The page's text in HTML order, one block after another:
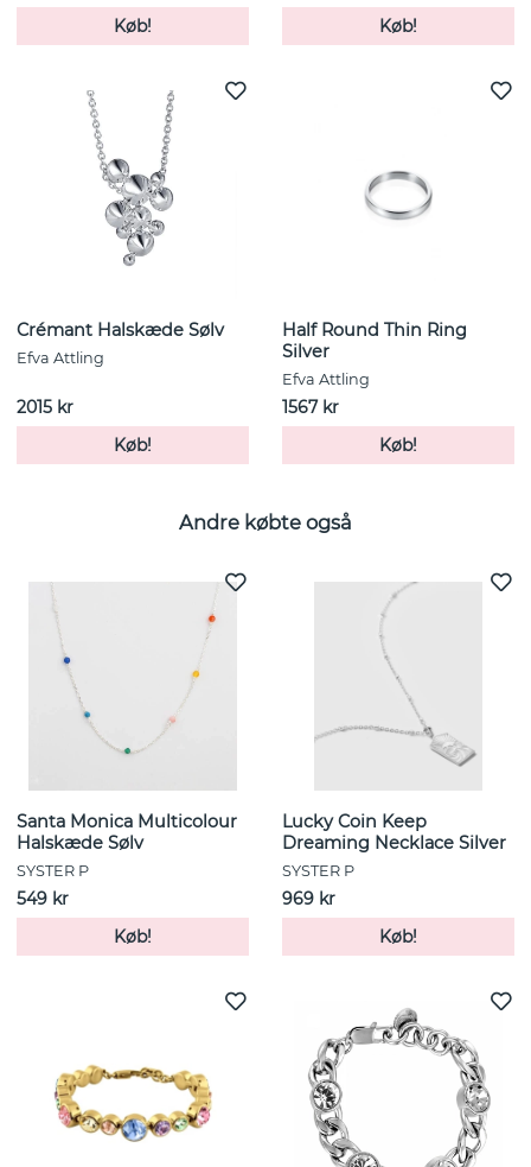
Køb!
Køb!
Crémant Halskæde Sølv
Efva Attling
2015 kr
Køb!
Half Round Thin Ring
Silver
Efva Attling
1567 kr
Køb!
Andre købte også
Santa Monica Multicolour
Halskæde Sølv
SYSTER P
549 kr
Køb!
Lucky Coin Keep
Dreaming Necklace Silver
SYSTER P
969 kr
Køb!